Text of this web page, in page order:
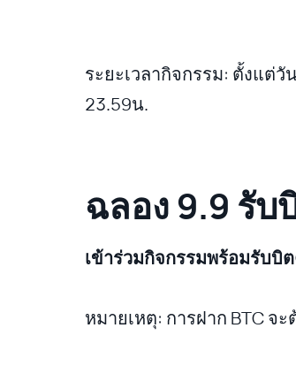
ระยะเวลากิจกรรม: ตั้งแต่
23.59น.
ฉลอง 9.9 รั
เข้าร่วมกิจกรรมพร้อมรับบิ
หมายเหตุ: การฝาก BTC